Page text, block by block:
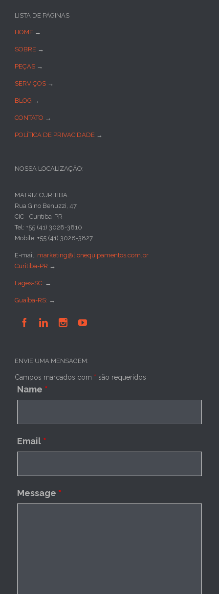
LISTA DE PÁGINAS
HOME →
SOBRE →
PEÇAS →
SERVIÇOS →
BLOG →
CONTATO →
POLÍTICA DE PRIVACIDADE →
NOSSA LOCALIZAÇÃO:
MATRIZ CURITIBA:
Rua Gino Benuzzi, 47
CIC - Curitiba-PR
Tel: +55 (41) 3028-3810
Mobile: +55 (41) 3028-3827
E-mail: marketing@lionequipamentos.com.br
Curitiba-PR →
Lages-SC: →
Guaíba-RS: →
   
ENVIE UMA MENSAGEM:
Campos marcados com * são requeridos
Name *
Email *
Message *